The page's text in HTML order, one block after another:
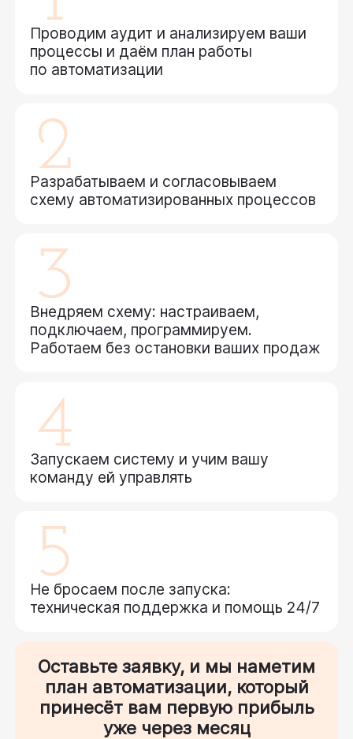
Проводим аудит и анализируем ваши
процессы и даём план работы
по автоматизации
Разрабатываем и согласовываем
схему автоматизированных процессов
Внедряем схему: настраиваем,
подключаем, программируем.
Работаем без остановки ваших продаж
Запускаем систему и учим вашу
команду ей управлять
Не бросаем после запуска:
техническая поддержка и помощь 24/7
Оставьте заявку, и мы наметим
план автоматизации, который
принесёт вам первую прибыль
уже через месяц